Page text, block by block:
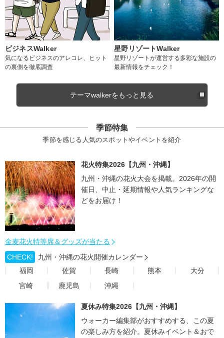
ビジネスWalker
気になるビジネスのアレコレ、ヒット
の裏側を徹底調査
星野リゾートWalker
星野リゾートが運営する多彩な施設の
最新情報をチェック！
テーマwalkerをもっと見る
季節特集
季節を感じる人気のスポットやイベントを紹介
花火特集2026【九州・沖縄】
九州・沖縄の花火大会を掲載。2026年の開
催日、中止・延期情報や人気ランキングな
どをお届け！
金麦花火特等席＆グッズが当たる
CHECK!
九州・沖縄の花火開催カレンダー
福岡
佐賀 長崎 熊本
大分
宮崎
鹿児島 沖縄
夏休み特集2026【九州・沖縄】
ウォーカー編集部がおすすめする、この夏
の楽しみ方を紹介。夏休みイベント＆おで